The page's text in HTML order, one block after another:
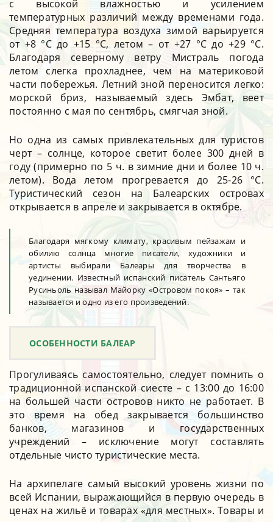
с высокой влажностью и усилением
температурных различий между временами года.
Средняя температура воздуха зимой варьируется
от +8 °C до +15 °C, летом – от +27 °C до +29 °C.
Благодаря северному ветру Мистраль погода
летом слегка прохладнее, чем на материковой
части побережья. Летний зной переносится легко:
морской бриз, называемый здесь Эмбат, веет
постоянно с мая по сентябрь, смягчая зной.
Но одна из самых привлекательных для туристов
черт – солнце, которое светит более 300 дней в
году (примерно по 5 ч. в зимние дни и более 10 ч.
летом). Вода летом прогревается до 25-26 °C.
Туристический сезон на Балеарских островах
открывается в апреле и закрывается в октябре.
Благодаря мягкому климату, красивым пейзажам и
обилию солнца многие писатели, художники и
артисты выбирали Балеары для творчества в
уединении. Известный испанский писатель Сантьяго
Русиньоль называл Майорку «Островом покоя» – так
называется и одно из его произведений.
ОСОБЕННОСТИ БАЛЕАР
Прогуливаясь самостоятельно, следует помнить о
традиционной испанской сиесте – с 13:00 до 16:00
на большей части островов никто не работает. В
это время на обед закрывается большинство
банков, магазинов и государственных
учреждений – исключение могут составлять
отдельные чисто туристические места.
На архипелаге самый высокий уровень жизни по
всей Испании, выражающийся в первую очередь в
ценах на жильё и товарах «для местных». Товары и